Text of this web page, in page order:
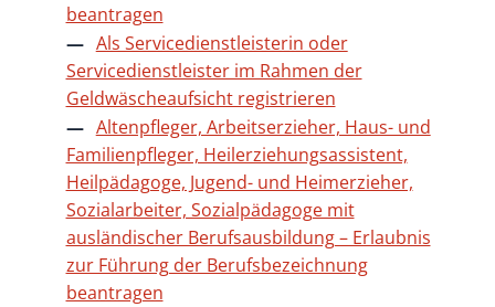
beantragen
Als Servicedienstleisterin oder
Servicedienstleister im Rahmen der
Geldwäscheaufsicht registrieren
Altenpfleger, Arbeitserzieher, Haus- und
Familienpfleger, Heilerziehungsassistent,
Heilpädagoge, Jugend- und Heimerzieher,
Sozialarbeiter, Sozialpädagoge mit
ausländischer Berufsausbildung – Erlaubnis
zur Führung der Berufsbezeichnung
beantragen